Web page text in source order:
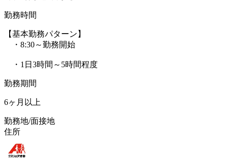
勤務時間
【基本勤務パターン】
・8:30～勤務開始
・1日3時間～5時間程度
勤務期間
6ヶ月以上
勤務地/面接地
住所